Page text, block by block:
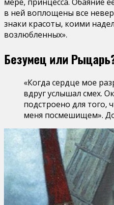
в ней воплощены все
знаки красоты, коими
возлюбленных».
Безумец или
«Когда сердце мое
вдруг услышал смех.
подстроено для того,
меня посмешищем».